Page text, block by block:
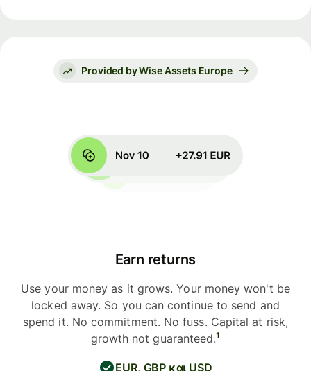
Provided by Wise Assets Europe
Earn returns
Use your money as it grows. Your money won't be
locked away. So you can continue to send and
spend it. No commitment. No fuss. Capital at risk,
growth not guaranteed.1
EUR, GBP και USD